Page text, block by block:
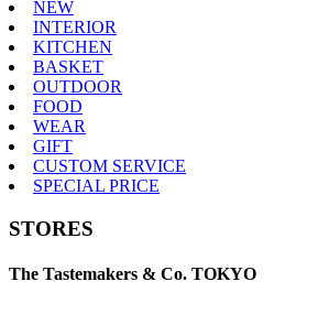
NEW
INTERIOR
KITCHEN
BASKET
OUTDOOR
FOOD
WEAR
GIFT
CUSTOM SERVICE
SPECIAL PRICE
STORES
The Tastemakers & Co. TOKYO